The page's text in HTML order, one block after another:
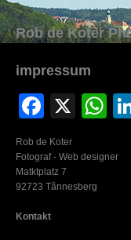
Zum
Inhalt
springen
impressum
F
a
c
e
b
X
W
at
Rob de Koter
Fotograf - Web designer
Matktplatz 7
92723 Tãnnesberg
Kontakt